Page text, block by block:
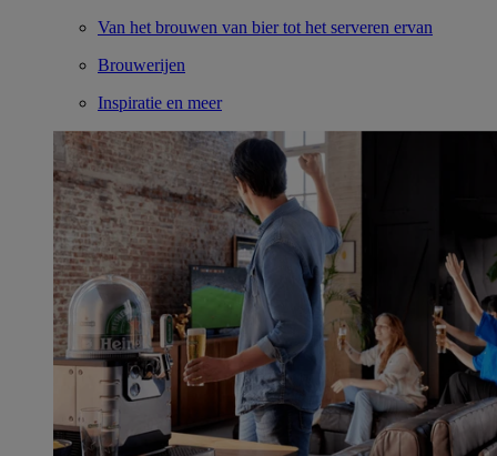
Van het brouwen van bier tot het serveren ervan
Brouwerijen
Inspiratie en meer